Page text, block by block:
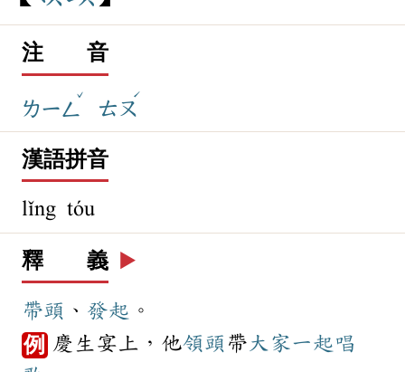
注 音
ㄌㄧㄥ
ˇ
ㄊㄡ
ˊ
漢語拼音
lǐng tóu
釋 義 ▶️
帶頭 、 發起 。
例 慶生宴上，他領頭 帶 大家一起唱